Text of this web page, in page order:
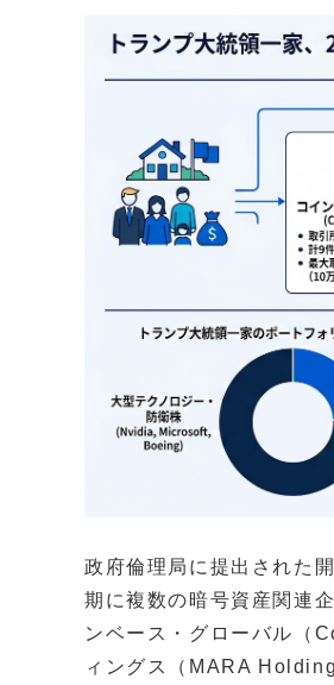
政府倫理局に提出された
期に複数の暗号資産関連
ンベース・グローバル（
ィングス（MARA